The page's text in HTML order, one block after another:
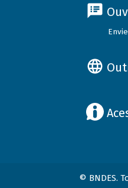
© BNDES.